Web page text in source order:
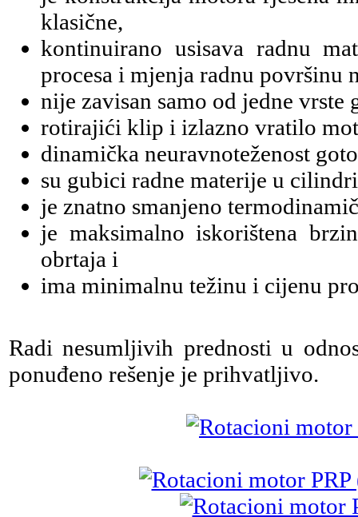
klasične,
kontinuirano usisava radnu
procesa i mjenja radnu površinu
nije zavisan samo od jedne vrste
rotirajići klip i izlazno vratilo
dinamička neuravnoteženost
su gubici radne materije u
je znatno smanjeno
je maksimalno iskorištena
obrtaja i
ima minimalnu težinu i cijenu
Radi nesumljivih prednosti u
ponuđeno rešenje je prihvatljivo.